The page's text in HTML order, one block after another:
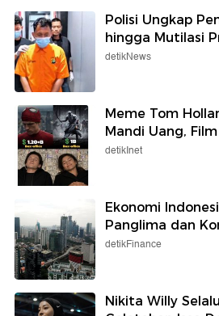
Polisi Ungkap
hingga Mutilasi
detikNews
Meme Tom
Mandi Uang,
detikInet
Ekonomi
Panglima dan
detikFinance
Nikita Willy